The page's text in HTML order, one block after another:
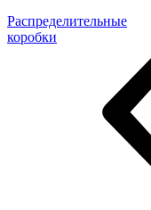
Распределительные
коробки